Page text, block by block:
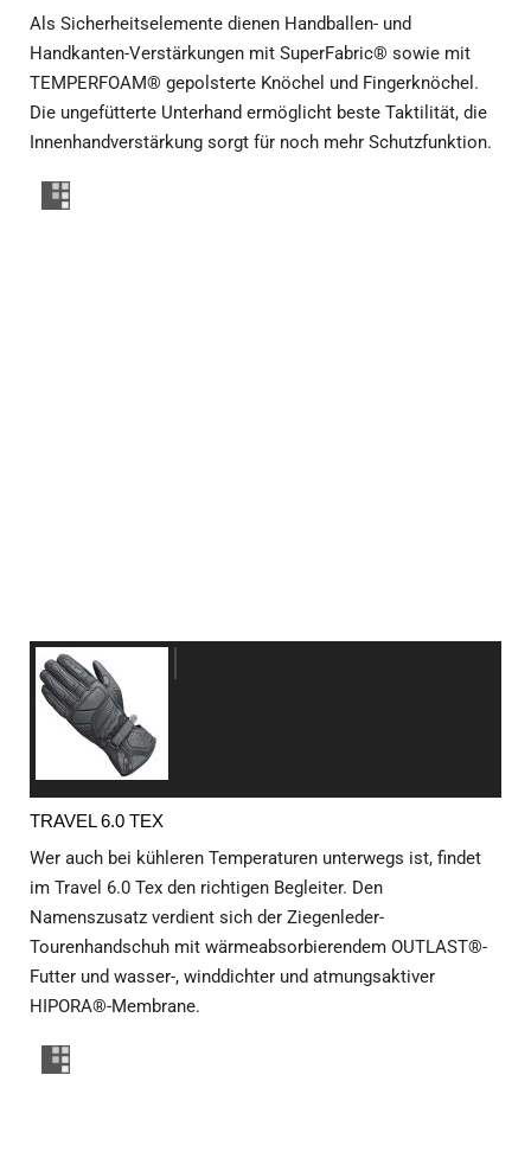
Als Sicherheitselemente dienen Handballen- und
Handkanten-Verstärkungen mit SuperFabric® sowie mit
TEMPERFOAM® gepolsterte Knöchel und Fingerknöchel.
Die ungefütterte Unterhand ermöglicht beste Taktilität, die
Innenhandverstärkung sorgt für noch mehr Schutzfunktion.
TRAVEL 6.0 TEX
Wer auch bei kühleren Temperaturen unterwegs ist, findet
im Travel 6.0 Tex den richtigen Begleiter. Den
Namenszusatz verdient sich der Ziegenleder-
Tourenhandschuh mit wärmeabsorbierendem OUTLAST®-
Futter und wasser-, winddichter und atmungsaktiver
HIPORA®-Membrane.